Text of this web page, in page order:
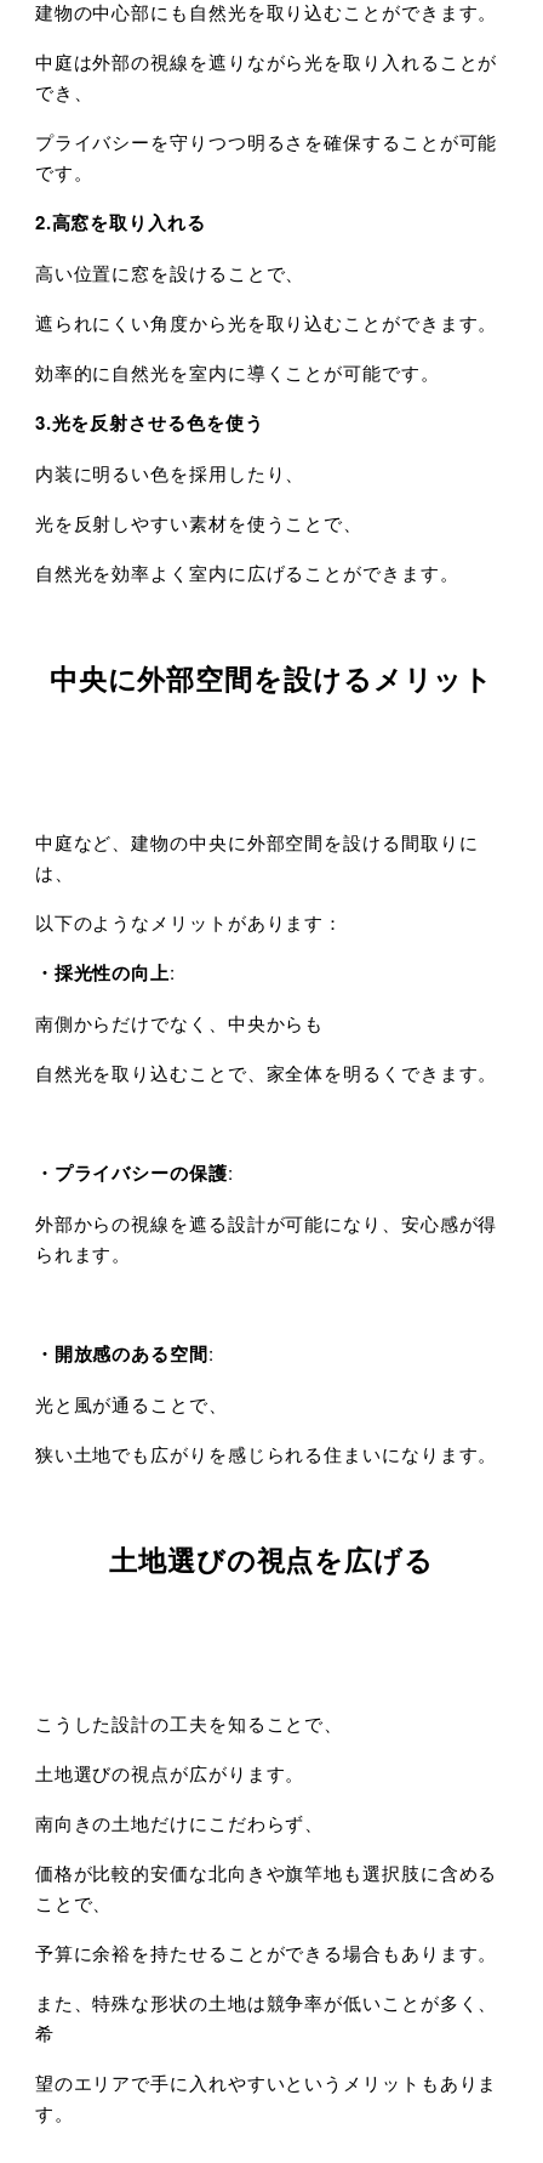
建物の中心部にも自然光を取り込むことができます。
中庭は外部の視線を遮りながら光を取り入れることが
でき、
プライバシーを守りつつ明るさを確保することが可能
です。
2.高窓を取り入れる
高い位置に窓を設けることで、
遮られにくい角度から光を取り込むことができます。
効率的に自然光を室内に導くことが可能です。
3.光を反射させる色を使う
内装に明るい色を採用したり、
光を反射しやすい素材を使うことで、
自然光を効率よく室内に広げることができます。
中央に外部空間を設けるメリット
中庭など、建物の中央に外部空間を設ける間取りに
は、
以下のようなメリットがあります：
・採光性の向上:
南側からだけでなく、中央からも
自然光を取り込むことで、家全体を明るくできます。
・プライバシーの保護:
外部からの視線を遮る設計が可能になり、安心感が得
られます。
・開放感のある空間:
光と風が通ることで、
狭い土地でも広がりを感じられる住まいになります。
土地選びの視点を広げる
こうした設計の工夫を知ることで、
土地選びの視点が広がります。
南向きの土地だけにこだわらず、
価格が比較的安価な北向きや旗竿地も選択肢に含める
ことで、
予算に余裕を持たせることができる場合もあります。
また、特殊な形状の土地は競争率が低いことが多く、
希
望のエリアで手に入れやすいというメリットもありま
す。